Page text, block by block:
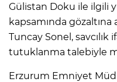
Gülistan Doku ile ilgili
kapsamında gözaltına
Tuncay Sonel, savcılık
tutuklanma talebiyle
Erzurum Emniyet